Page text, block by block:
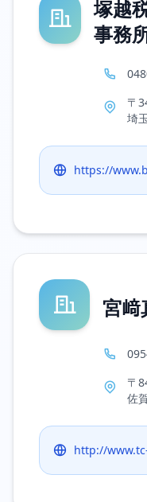
塚越
事務
〒
埼
https://
宮﨑
〒
佐
http://